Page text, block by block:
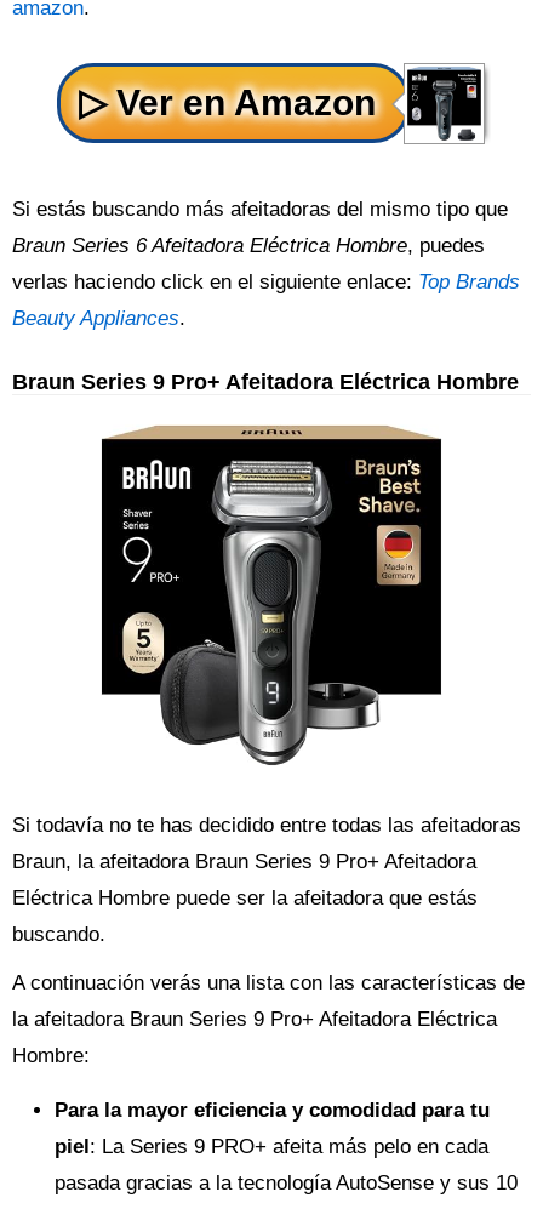
amazon.
Si estás buscando más afeitadoras del mismo tipo que
Braun Series 6 Afeitadora Eléctrica Hombre, puedes
verlas haciendo click en el siguiente enlace: Top Brands
Beauty Appliances.
Braun Series 9 Pro+ Afeitadora Eléctrica Hombre
Si todavía no te has decidido entre todas las afeitadoras
Braun, la afeitadora Braun Series 9 Pro+ Afeitadora
Eléctrica Hombre puede ser la afeitadora que estás
buscando.
A continuación verás una lista con las características de
la afeitadora Braun Series 9 Pro+ Afeitadora Eléctrica
Hombre:
Para la mayor eficiencia y comodidad para tu
piel: La Series 9 PRO+ afeita más pelo en cada
pasada gracias a la tecnología AutoSense y sus 10